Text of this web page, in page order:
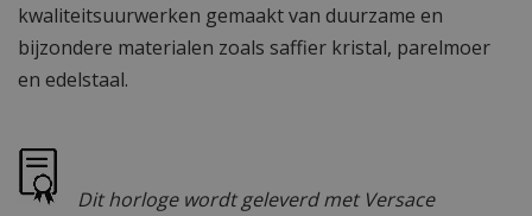
kwaliteitsuurwerken gemaakt van duurzame en
bijzondere materialen zoals saffier kristal, parelmoer
en edelstaal.
Dit horloge wordt geleverd met Versace